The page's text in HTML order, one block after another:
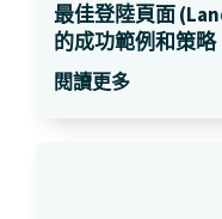
最佳登陸頁面
的成功範例和策略
閱讀更多